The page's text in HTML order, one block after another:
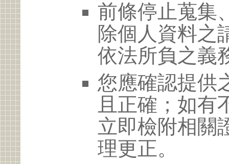
前條停止蒐集
除個人資料之
依法所負之義
您應確認提供
且正確；如有
立即檢附相關
理更正。